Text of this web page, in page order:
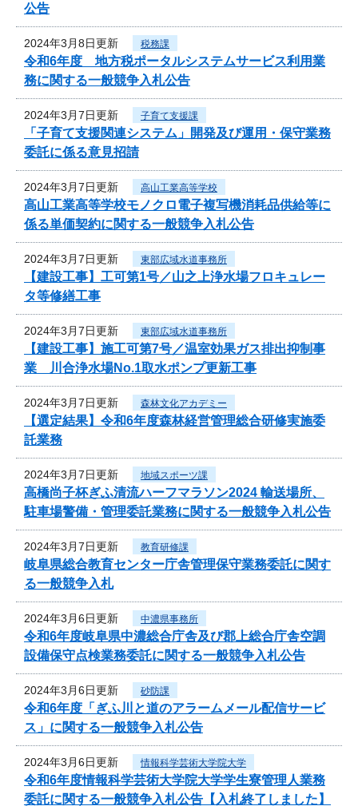
公告
2024年3月8日更新 税務課
令和6年度 地方税ポータルシステムサービス利用業
務に関する一般競争入札公告
2024年3月7日更新 子育て支援課
「子育て支援関連システム」開発及び運用・保守業務
委託に係る意見招請
2024年3月7日更新 高山工業高等学校
高山工業高等学校モノクロ電子複写機消耗品供給等に
係る単価契約に関する一般競争入札公告
2024年3月7日更新 東部広域水道事務所
【建設工事】工可第1号／山之上浄水場フロキュレー
タ等修繕工事
2024年3月7日更新 東部広域水道事務所
【建設工事】施工可第7号／温室効果ガス排出抑制事
業 川合浄水場No.1取水ポンプ更新工事
2024年3月7日更新 森林文化アカデミー
【選定結果】令和6年度森林経営管理総合研修実施委
託業務
2024年3月7日更新 地域スポーツ課
高橋尚子杯ぎふ清流ハーフマラソン2024 輸送場所、
駐車場警備・管理委託業務に関する一般競争入札公告
2024年3月7日更新 教育研修課
岐阜県総合教育センター庁舎管理保守業務委託に関す
る一般競争入札
2024年3月6日更新 中濃県事務所
令和6年度岐阜県中濃総合庁舎及び郡上総合庁舎空調
設備保守点検業務委託に関する一般競争入札公告
2024年3月6日更新 砂防課
令和6年度「ぎふ川と道のアラームメール配信サービ
ス」に関する一般競争入札公告
2024年3月6日更新 情報科学芸術大学院大学
令和6年度情報科学芸術大学院大学学生寮管理人業務
委託に関する一般競争入札公告【入札終了しました】